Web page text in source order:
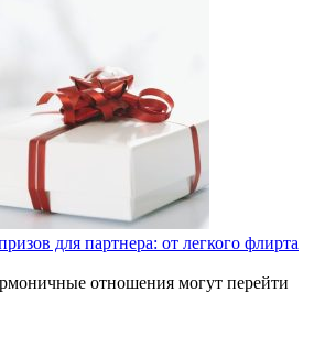
для партнера: от легкого флирта
отношения могут перейти